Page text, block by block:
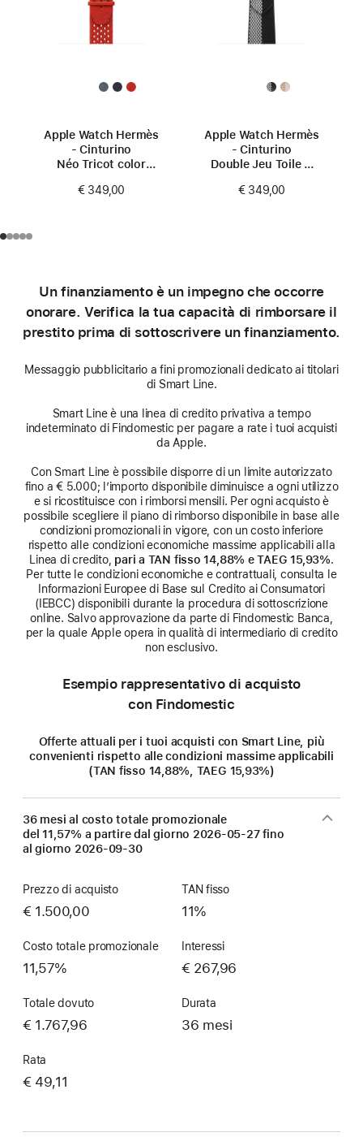
Apple Watch Hermès
- Cinturino
Néo Tricot color
€ 349,00
Apple Watch Hermès
- Cinturino
Double Jeu Toile H
(42 mm)
€ 349,00
Un finanziamento è un impegno che occorre
onorare. Verifica la tua capacità di rimborsare il
prestito prima di sottoscrivere un finanziamento.
Messaggio pubblicitario a fini promozionali dedicato ai titolari
di Smart Line.
Smart Line è una linea di credito privativa a tempo
indeterminato di Findomestic per pagare a rate i tuoi acquisti
da Apple.
Con Smart Line è possibile disporre di un limite autorizzato
fino a € 5.000; l’importo disponibile diminuisce a ogni utilizzo
e si ricostituisce con i rimborsi mensili. Per ogni acquisto è
possibile scegliere il piano di rimborso disponibile in base alle
condizioni promozionali in vigore, con un costo inferiore
rispetto alle condizioni economiche massime applicabili alla
Linea di credito, pari a TAN fisso 14,88% e TAEG 15,93%.
Per tutte le condizioni economiche e contrattuali, consulta le
Informazioni Europee di Base sul Credito ai Consumatori
(IEBCC) disponibili durante la procedura di sottoscrizione
online. Salvo approvazione da parte di Findomestic Banca,
per la quale Apple opera in qualità di intermediario di credito
non esclusivo.
Esempio rappresentativo di acquisto
con Findomestic
Offerte attuali per i tuoi acquisti con Smart Line, più
convenienti rispetto alle condizioni massime applicabili
(TAN fisso 14,88%, TAEG 15,93%)
36 mesi al costo totale promozionale
del 11,57% a partire dal giorno 2026-05-27fino
al giorno 2026-09-30
Prezzo di acquisto
€ 1.500,00
TAN fisso
11%
Costo totale promozionale
11,57%
Interessi
€ 267,96
Totale dovuto
€ 1.767,96
Durata
36 mesi
Rata
€ 49,11